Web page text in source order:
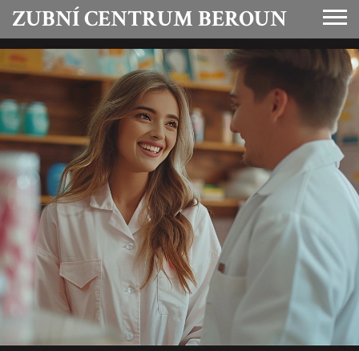
ZUBNÍ CENTRUM BEROUN